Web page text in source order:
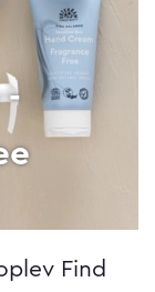
-
Find